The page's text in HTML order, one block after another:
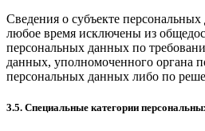
Сведения о субъекте
любое время исключены из
персональных данных по
данных, уполномоченного органа
персональных данных либо по
3.5. Специальные категории